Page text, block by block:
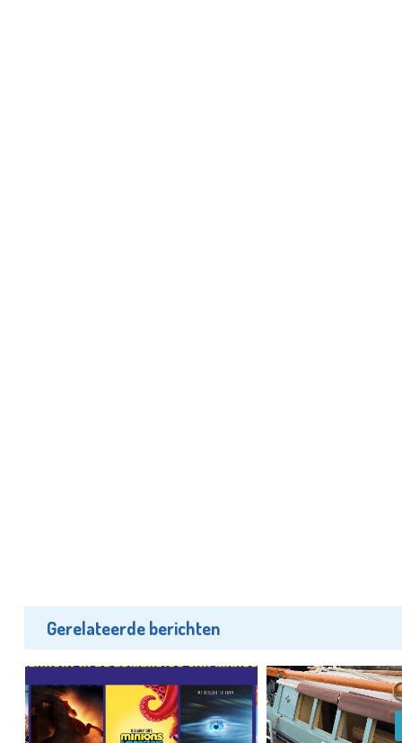
Gerelateerde berichten